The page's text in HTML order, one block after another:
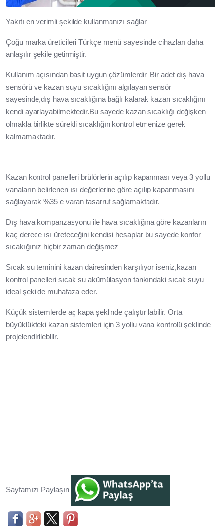
Yakıtı en verimli şekilde kullanmanızı sağlar.
Çoğu marka üreticileri Türkçe menü sayesinde cihazları daha
anlaşılır şekile getirmiştir.
Kullanım açısından basit uygun çözümlerdir. Bir adet dış hava
sensörü ve kazan suyu sıcaklığını algılayan sensör
sayesinde,dış hava sıcaklığına bağlı kalarak kazan sıcaklığını
kendi ayarlayabilmektedir.Bu sayede kazan sıcaklığı değişken
olmakla birlikte sürekli sıcaklığın kontrol etmenize gerek
kalmamaktadır.
Kazan kontrol panelleri brülörlerin açılıp kapanması veya 3 yollu
vanaların belirlenen ısı değerlerine göre açılıp kapanmasını
sağlayarak %35 e varan tasarruf sağlamaktadır.
Dış hava kompanzasyonu ile hava sıcaklığına göre kazanların
kaç derece ısı üreteceğini kendisi hesaplar bu sayede konfor
sıcakığınız hiçbir zaman değişmez
Sıcak su teminini kazan dairesinden karşılıyor iseniz,kazan
kontrol panelleri sıcak su akümülasyon tankındaki sıcak suyu
ideal şekilde muhafaza eder.
Küçük sistemlerde aç kapa şeklinde çalıştırılabilir. Orta
büyüklükteki kazan sistemleri için 3 yollu vana kontrolü şeklinde
projelendirilebilir.
Sayfamızı Paylaşın